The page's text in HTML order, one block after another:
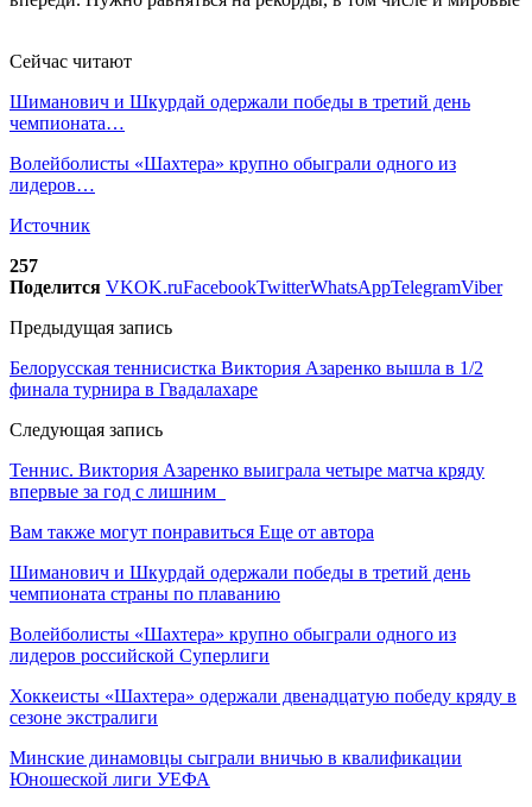
Сейчас читают
Шиманович и Шкурдай одержали победы в третий день
чемпионата…
Волейболисты «Шахтера» крупно обыграли одного из
лидеров…
Источник
257
Поделится VKOK.ruFacebookTwitterWhatsAppTelegramViber
Предыдущая запись
Белорусская теннисистка Виктория Азаренко вышла в 1/2
финала турнира в Гвадалахаре
Следующая запись
Теннис. Виктория Азаренко выиграла четыре матча кряду
впервые за год с лишним
Вам также могут понравиться Еще от автора
Шиманович и Шкурдай одержали победы в третий день
чемпионата страны по плаванию
Волейболисты «Шахтера» крупно обыграли одного из
лидеров российской Суперлиги
Хоккеисты «Шахтера» одержали двенадцатую победу кряду в
сезоне экстралиги
Минские динамовцы сыграли вничью в квалификации
Юношеской лиги УЕФА